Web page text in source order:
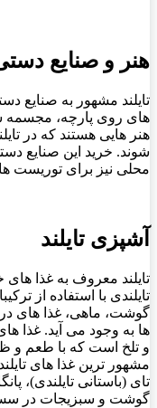
هنر و صنایع
تایلند مشهور به صنایع
‌های روی پارچه، مجسمه
هنر هایی هستند که در
شوند. خرید این صنایع
محلی نیز برای توریست
آشپزی تایلند
تایلند معروف به غذا
تایلندی با استفاده از
گوشت، ماهی، غذا های
‌ها به وجود می‌ آید. غذا
و تلخ است که با طعم و
مشهور ترین غذا های
تای (باستانی تایلندی)،
گوشت و سبزیجات در